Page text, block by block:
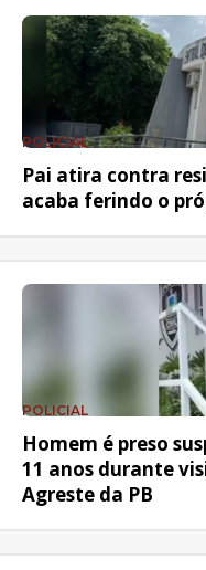
POLICIAL
Pai atira contra
acaba ferindo o
POLICIAL
Homem é preso
11 anos durante
Agreste da PB